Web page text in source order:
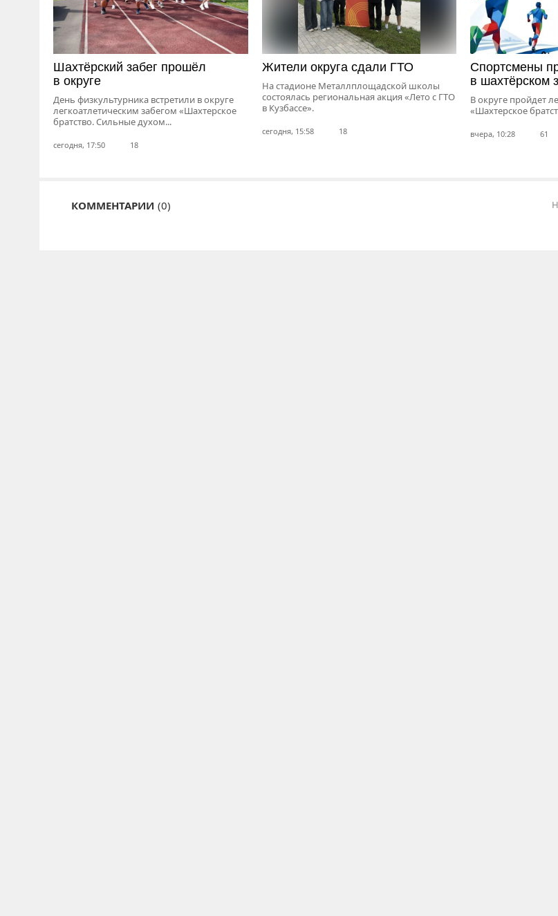
Шахтёрский забег прошёл
в округе
День физкультурника встретили в округе
легкоатлетическим забегом «Шахтерское
братство. Сильные духом...
сегодня, 17:50 18
Жители округа сдали ГТО
На стадионе Металлплощадской школы
состоялась региональная акция «Лето с ГТО
в Кузбассе».
сегодня, 15:58 18
Спортсмены
в шахтёрском
В округе пройдет
«Шахтерское
вчера, 10:28 61
КОММЕНТАРИИ (0)